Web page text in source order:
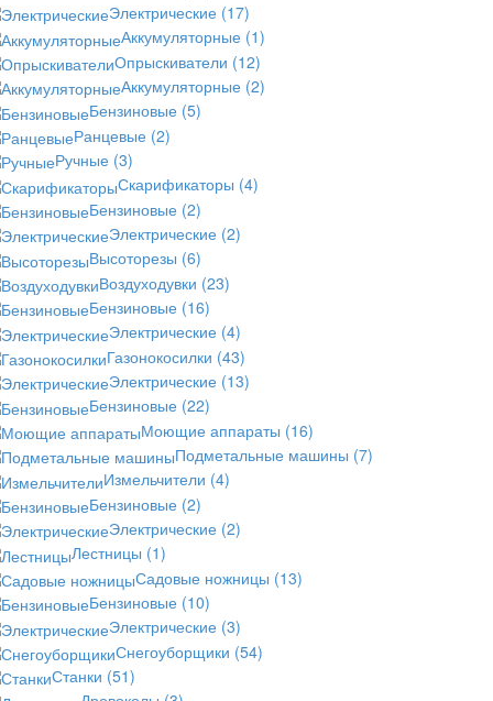
Электрические (17)
Аккумуляторные (1)
Опрыскиватели (12)
Аккумуляторные (2)
Бензиновые (5)
Ранцевые (2)
Ручные (3)
Скарификаторы (4)
Бензиновые (2)
Электрические (2)
Высоторезы (6)
Воздуходувки (23)
Бензиновые (16)
Электрические (4)
Газонокосилки (43)
Электрические (13)
Бензиновые (22)
Моющие аппараты (16)
Подметальные машины (7)
Измельчители (4)
Бензиновые (2)
Электрические (2)
Лестницы (1)
Садовые ножницы (13)
Бензиновые (10)
Электрические (3)
Снегоуборщики (54)
Станки (51)